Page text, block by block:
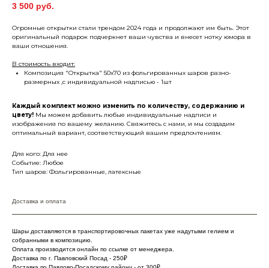
3 500 руб.
Огромные открытки стали трендом 2024 года и продолжают им быть. Этот
оригинальный подарок подчеркнет ваши чувства и внесет нотку юмора в
ваши отношения.
В стоимость входит:
Композиция "Открытка" 50х70 из фольгированных шаров разно-
размерных ,с индивидуальной надписью - 1шт
Каждый комплект можно изменить по количеству, содержанию и
цвету! Мы можем добавить любые индивидуальные надписи и
изображения по вашему желанию. Свяжитесь с нами, и мы создадим
оптимальный вариант, соответствующий вашим предпочтениям.
Для кого: Для нее
Событие: Любое
Тип шаров: Фольгированные, латексные
Доставка и оплата
Шары доставляются в транспортировочных пакетах уже надутыми гелием и
собранными в композицию.
Оплата производится онлайн по ссылке от менеджера.
Доставка по г. Павловский Посад - 250₽